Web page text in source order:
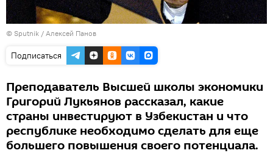
© Sputnik / Алексей Панов
Подписаться
Преподаватель Высшей школы экономики
Григорий Лукьянов рассказал, какие
страны инвестируют в Узбекистан и что
республике необходимо сделать для еще
большего повышения своего потенциала.